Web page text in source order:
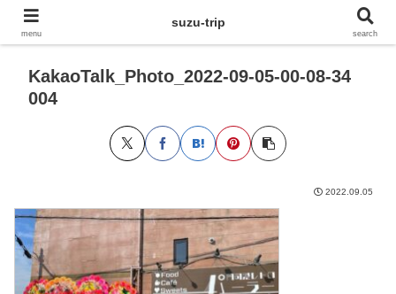
KakaoTalk_Photo_2022-09-05-00-08-34
004
2022.09.05
menu
suzu-trip
search